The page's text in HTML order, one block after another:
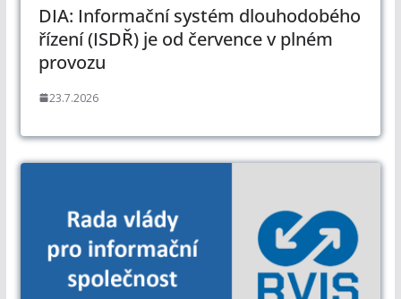
DIA: Informační systém dlouhodobého
řízení (ISDŘ) je od července v plném
provozu
23.7.2026